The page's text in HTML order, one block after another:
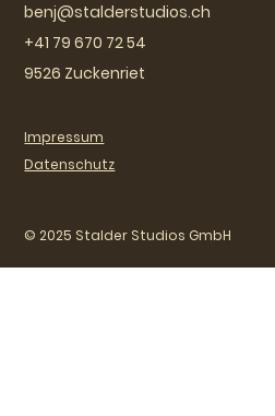
benj@stalderstudios.ch
+41 79 670 72 54
9526 Zuckenriet
Impressum
Datenschutz
© 2025 Stalder Studios GmbH